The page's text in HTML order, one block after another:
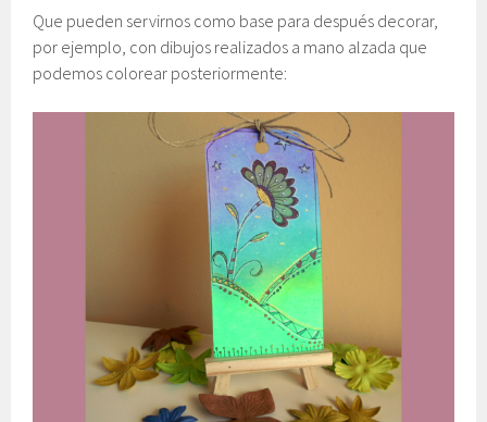
Que pueden servirnos como base para después decorar,
por ejemplo, con dibujos realizados a mano alzada que
podemos colorear posteriormente: